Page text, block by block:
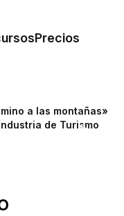
Precios
a las montañas»
de Turismo